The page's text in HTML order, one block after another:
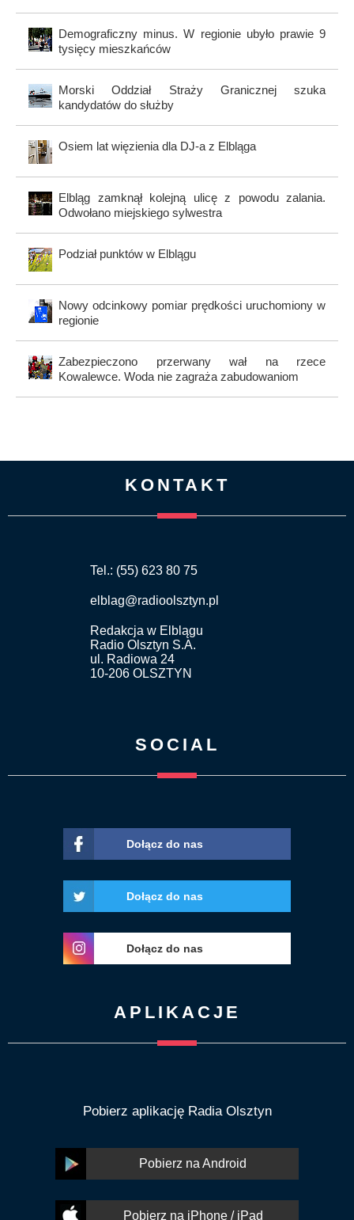
Demograficzny minus. W regionie ubyło prawie 9
tysięcy mieszkańców
Morski Oddział Straży Granicznej szuka
kandydatów do służby
Osiem lat więzienia dla DJ-a z Elbląga
Elbląg zamknął kolejną ulicę z powodu zalania.
Odwołano miejskiego sylwestra
Podział punktów w Elblągu
Nowy odcinkowy pomiar prędkości uruchomiony w
regionie
Zabezpieczono przerwany wał na rzece
Kowalewce. Woda nie zagraża zabudowaniom
KONTAKT
Tel.: (55) 623 80 75
elblag@radioolsztyn.pl
Redakcja w Elblągu
Radio Olsztyn S.A.
ul. Radiowa 24
10-206 OLSZTYN
SOCIAL
Dołącz do nas
Dołącz do nas
Dołącz do nas
APLIKACJE
Pobierz aplikację Radia Olsztyn
Pobierz na Android
Pobierz na iPhone / iPad